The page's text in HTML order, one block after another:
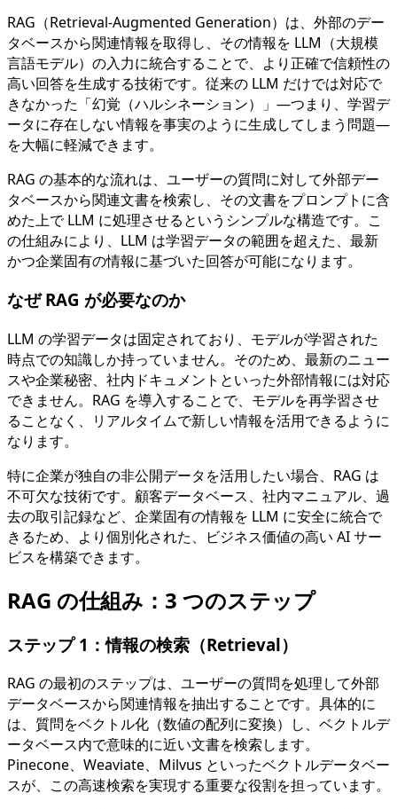
RAG（Retrieval-Augmented Generation）は、外部のデー
タベースから関連情報を取得し、その情報を LLM（大規模
言語モデル）の入力に統合することで、より正確で信頼性の
高い回答を生成する技術です。従来の LLM だけでは対応で
きなかった「幻覚（ハルシネーション）」—つまり、学習デ
ータに存在しない情報を事実のように生成してしまう問題—
を大幅に軽減できます。
RAG の基本的な流れは、ユーザーの質問に対して外部デー
タベースから関連文書を検索し、その文書をプロンプトに含
めた上で LLM に処理させるというシンプルな構造です。こ
の仕組みにより、LLM は学習データの範囲を超えた、最新
かつ企業固有の情報に基づいた回答が可能になります。
なぜ RAG が必要なのか
LLM の学習データは固定されており、モデルが学習された
時点での知識しか持っていません。そのため、最新のニュー
スや企業秘密、社内ドキュメントといった外部情報には対応
できません。RAG を導入することで、モデルを再学習させ
ることなく、リアルタイムで新しい情報を活用できるように
なります。
特に企業が独自の非公開データを活用したい場合、RAG は
不可欠な技術です。顧客データベース、社内マニュアル、過
去の取引記録など、企業固有の情報を LLM に安全に統合で
きるため、より個別化された、ビジネス価値の高い AI サー
ビスを構築できます。
RAG の仕組み：3 つのステップ
ステップ 1：情報の検索（Retrieval）
RAG の最初のステップは、ユーザーの質問を処理して外部
データベースから関連情報を抽出することです。具体的に
は、質問をベクトル化（数値の配列に変換）し、ベクトルデ
ータベース内で意味的に近い文書を検索します。
Pinecone、Weaviate、Milvus といったベクトルデータベー
スが、この高速検索を実現する重要な役割を担っています。